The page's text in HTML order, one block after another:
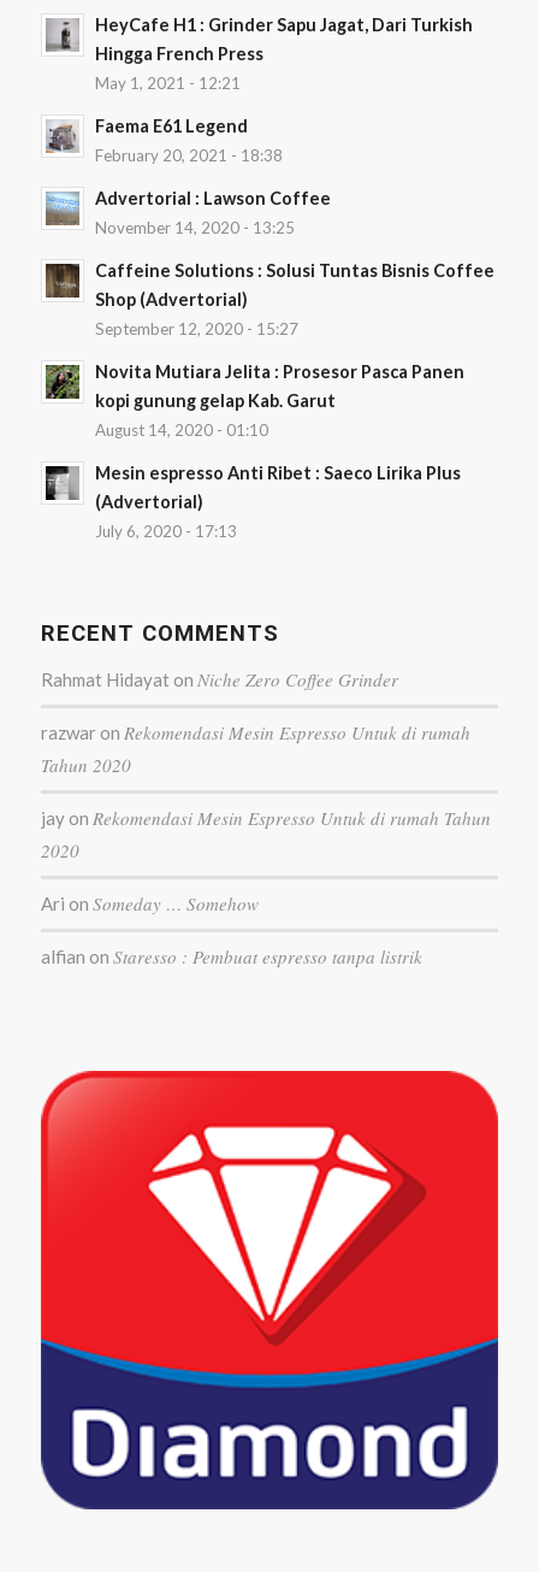
HeyCafe H1 : Grinder Sapu Jagat, Dari Turkish
Hingga French Press
May 1, 2021 - 12:21
Faema E61 Legend
February 20, 2021 - 18:38
Advertorial : Lawson Coffee
November 14, 2020 - 13:25
Caffeine Solutions : Solusi Tuntas Bisnis Coffee
Shop (Advertorial)
September 12, 2020 - 15:27
Novita Mutiara Jelita : Prosesor Pasca Panen
kopi gunung gelap Kab. Garut
August 14, 2020 - 01:10
Mesin espresso Anti Ribet : Saeco Lirika Plus
(Advertorial)
July 6, 2020 - 17:13
RECENT COMMENTS
Rahmat Hidayaton Niche Zero Coffee Grinder
razwaron Rekomendasi Mesin Espresso Untuk di rumah
Tahun 2020
jayon Rekomendasi Mesin Espresso Untuk di rumah Tahun
2020
Ari on Someday … Somehow
alfian on Staresso : Pembuat espresso tanpa listrik